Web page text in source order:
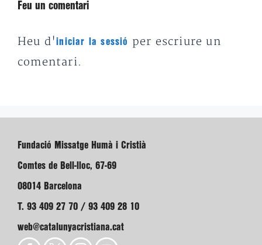
Feu un comentari
Heu d'iniciar la sessió
per escriure un
comentari.
Fundació Missatge Humà i Cristià
Comtes de Bell-lloc, 67-69
08014 Barcelona
T. 93 409 27 70 / 93 409 28 10
web@catalunyacristiana.cat